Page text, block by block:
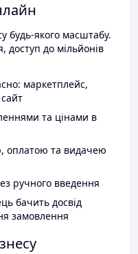
будь-якого масштабу.
доступ до мільйонів
маркетплейс,
та цінами в
оплатою та видачею
ручного введення
бачить досвід
замовлення